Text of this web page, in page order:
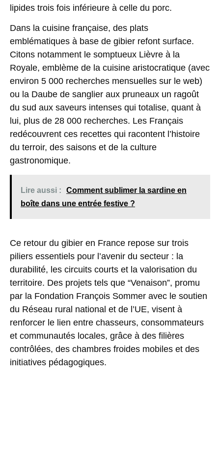
lipides trois fois inférieure à celle du porc.
Dans la cuisine française, des plats
emblématiques à base de gibier refont surface.
Citons notamment le somptueux Lièvre à la
Royale, emblème de la cuisine aristocratique (avec
environ 5 000 recherches mensuelles sur le web)
ou la Daube de sanglier aux pruneaux un ragoût
du sud aux saveurs intenses qui totalise, quant à
lui, plus de 28 000 recherches. Les Français
redécouvrent ces recettes qui racontent l’histoire
du terroir, des saisons et de la culture
gastronomique.
Lire aussi :
Comment sublimer la sardine en
boîte dans une entrée festive ?
Ce retour du gibier en France repose sur trois
piliers essentiels pour l’avenir du secteur : la
durabilité, les circuits courts et la valorisation du
territoire. Des projets tels que “Venaison”, promu
par la Fondation François Sommer avec le soutien
du Réseau rural national et de l’UE, visent à
renforcer le lien entre chasseurs, consommateurs
et communautés locales, grâce à des filières
contrôlées, des chambres froides mobiles et des
initiatives pédagogiques.